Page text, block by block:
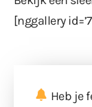
[nggallery
Heb je